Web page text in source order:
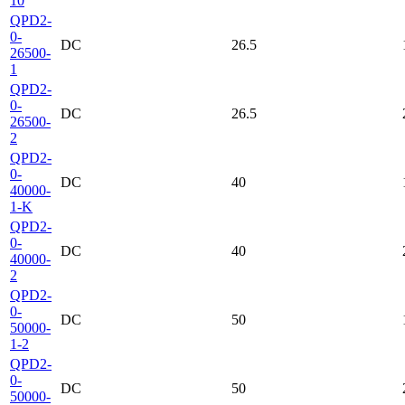
QPD2-
0-
26500-
1
DC 26.5
QPD2-
0-
26500-
2
DC 26.5
QPD2-
0-
40000-
1-K
DC 40
QPD2-
0-
40000-
2
DC 40
QPD2-
0-
50000-
1-2
DC 50
QPD2-
0-
50000-
DC 50